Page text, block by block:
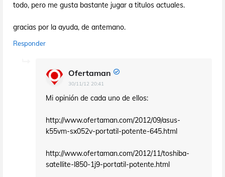
todo, pero me gusta bastante jugar a titulos actuales.
gracias por la ayuda, de antemano.
Responder
Ofertaman
30/11/12 20:41
Mi opinión de cada uno de ellos:
http://www.ofertaman.com/2012/09/asus-
k55vm-sx052v-portatil-potente-645.html
http://www.ofertaman.com/2012/11/toshiba-
satellite-l850-1j9-portatil-potente.html